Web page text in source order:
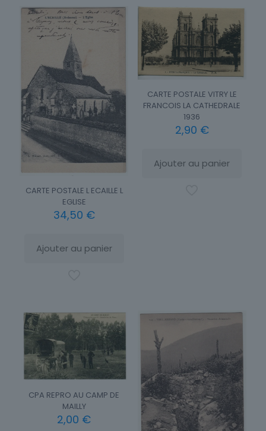
CARTE POSTALE L ECAILLE L
EGLISE
34,50 €
Ajouter au panier
CARTE POSTALE VITRY LE
FRANCOIS LA CATHEDRALE
1936
2,90 €
Ajouter au panier
CPA REPRO AU CAMP DE
MAILLY
2,00 €